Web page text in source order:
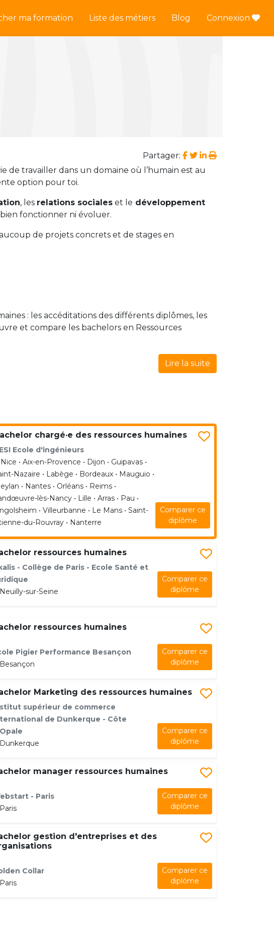
ma formation Liste des métiers Blog Connexion
Partager:
de travailler dans un domaine où l’humain est au
option pour toi.
, les relations sociales et le développement
fonctionner ni évoluer.
de projets concrets et de stages en
: les accéditations des différents diplômes, les
et compare les bachelors en Ressources
Lire la suite
chargé·e des ressources humaines
Ecole d'ingénieurs
Nice • Aix-en-Provence • Dijon • Guipavas •
Nazaire • Labège • Bordeaux • Mauguio •
• Nantes • Orléans • Reims •
lès-Nancy • Lille • Arras • Pau •
• Villeurbanne • Le Mans • Saint-
du-Rouvray • Nanterre
Comparer ce
diplôme
ressources humaines
- Collège de Paris - Ecole Santé et
Neuilly-sur-Seine
Comparer ce
diplôme
ressources humaines
Pigier Performance Besançon
Besançon
Comparer ce
diplôme
Marketing des ressources humaines
supérieur de commerce
de Dunkerque - Côte
Dunkerque
Comparer ce
diplôme
manager ressources humaines
- Paris
Paris
Comparer ce
diplôme
gestion d'entreprises et des
Collar
Paris
Comparer ce
diplôme